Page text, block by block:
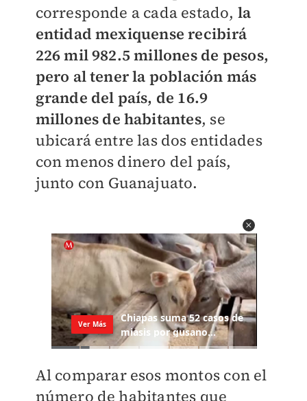
corresponde a cada estado, la
entidad mexiquense recibirá
226 mil 982.5 millones de pesos,
pero al tener la población más
grande del país, de 16.9
millones de habitantes, se
ubicará entre las dos entidades
con menos dinero del país,
junto con Guanajuato.
Al comparar esos montos con el
número de habitantes que